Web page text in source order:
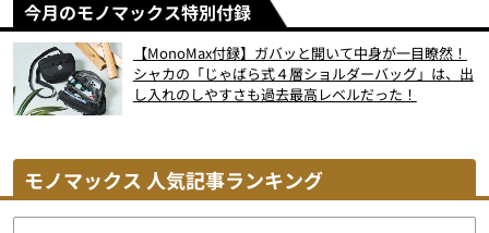
今月のモノマックス特別付録
【MonoMax付録】ガバッと開いて中身が一目瞭然！
シャカの「じゃばら式４層ショルダーバッグ」は、出
し入れのしやすさも過去最高レベルだった！
モノマックス 人気記事ランキング